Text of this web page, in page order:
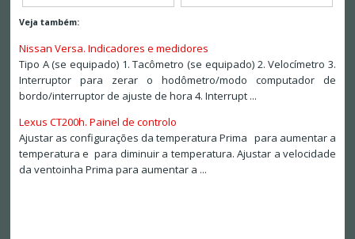
Veja também:
Nissan Versa. Indicadores e medidores
Tipo A (se equipado) 1. Tacômetro (se equipado) 2. Velocímetro 3.
Interruptor para zerar o hodômetro/modo computador de
bordo/interruptor de ajuste de hora 4. Interrupt ...
Lexus CT200h. Painel de controlo
Ajustar as configurações da temperatura Prima para aumentar a
temperatura e para diminuir a temperatura. Ajustar a velocidade
da ventoinha Prima para aumentar a ...